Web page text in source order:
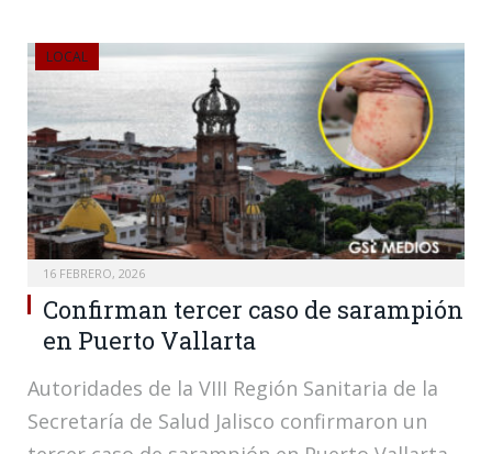
LOCAL
16 FEBRERO, 2026
Confirman tercer caso de sarampión
en Puerto Vallarta
Autoridades de la VIII Región Sanitaria de la
Secretaría de Salud Jalisco confirmaron un